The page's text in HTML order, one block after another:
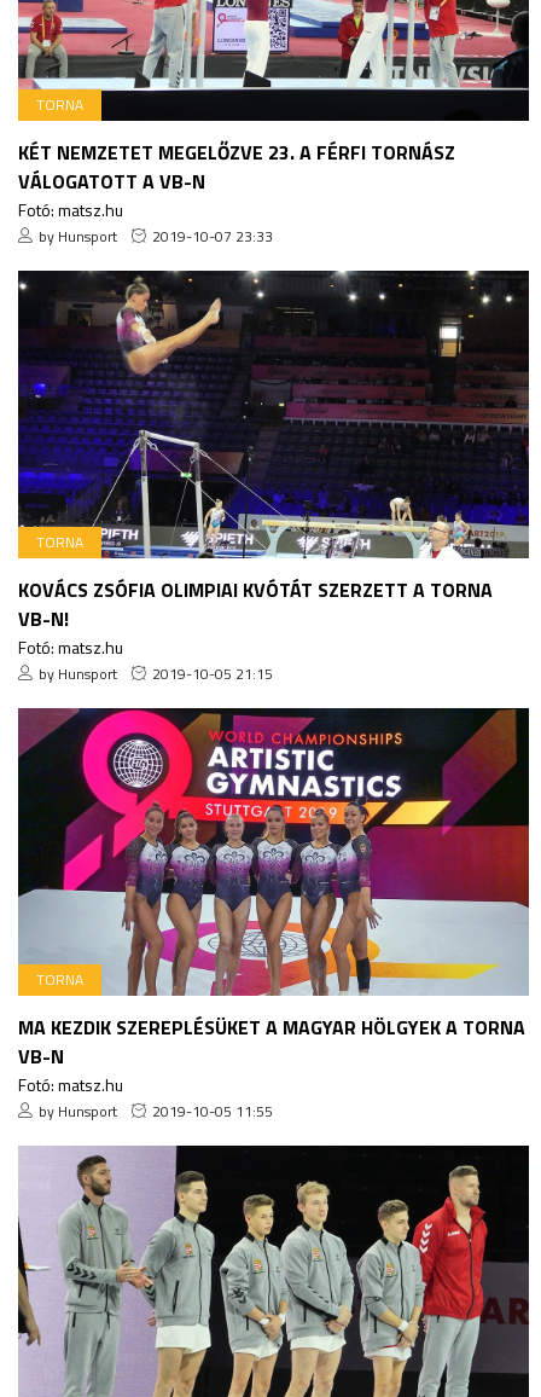
TORNA
KÉT NEMZETET MEGELŐZVE 23. A FÉRFI TORNÁSZ
VÁLOGATOTT A VB-N
Fotó: matsz.hu
by Hunsport 2019-10-07 23:33
TORNA
KOVÁCS ZSÓFIA OLIMPIAI KVÓTÁT SZERZETT A TORNA
VB-N!
Fotó: matsz.hu
by Hunsport 2019-10-05 21:15
TORNA
MA KEZDIK SZEREPLÉSÜKET A MAGYAR HÖLGYEK A TORNA
VB-N
Fotó: matsz.hu
by Hunsport 2019-10-05 11:55